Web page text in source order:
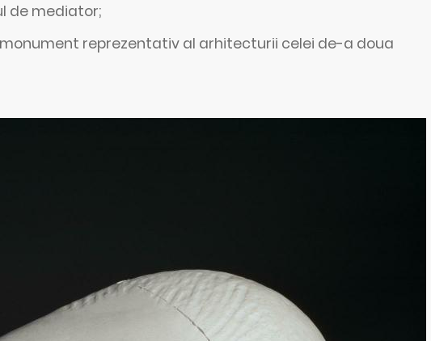
de mediator;
reprezentativ al arhitecturii celei de-a doua